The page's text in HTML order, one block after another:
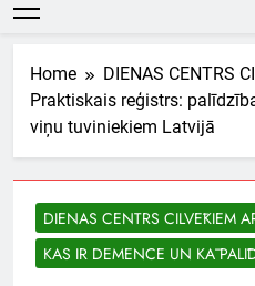
Home
DIENAS CENTRS
Praktiskais reģistrs:
viņu tuviniekiem Latvijā
DIENAS CENTRS CILVĒKIEM
KAS IR DEMENCE UN KĀ